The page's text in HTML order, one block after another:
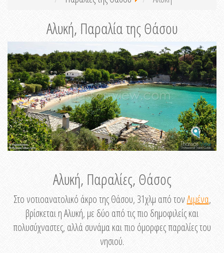
Αλυκή, Παραλία της Θάσου
Αλυκή, Παραλίες, Θάσος
Στο νοτιοανατολικό άκρο της Θάσου, 31χλμ από τονΛιμένα,
βρίσκεται η Αλυκή, με δύο από τις πιο δημοφιλείς και
πολυσύχναστες, αλλά συνάμα και πιο όμορφες παραλίες του
νησιού.